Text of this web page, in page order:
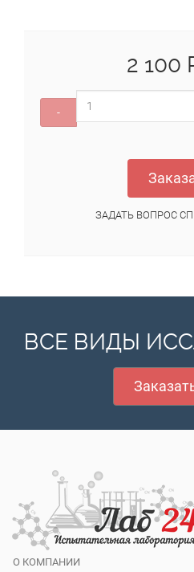
2 100
-
ЗАДАТЬ ВОПРОС
ВСЕ ВИДЫ
О КОМПАНИИ